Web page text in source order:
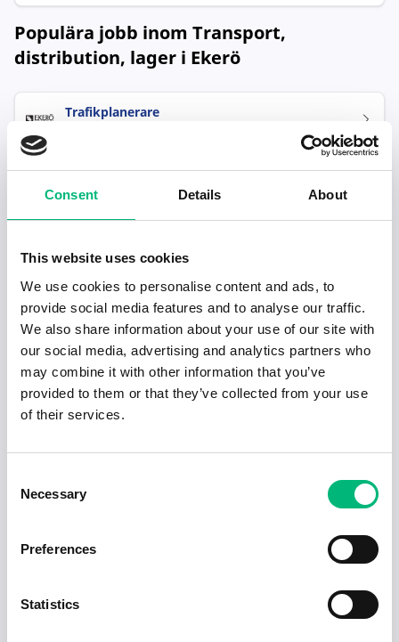
Consent Details About
This website uses cookies
We use cookies to personalise content and ads, to
provide social media features and to analyse our traffic.
We also share information about your use of our site with
our social media, advertising and analytics partners who
may combine it with other information that you’ve
provided to them or that they’ve collected from your use
of their services.
Selection
Necessary
Preferences
Statistics
Populära jobb inom Transport,
distribution, lager i Ekerö
Trafikplanerare
Senaste publiceringarna i Jobbnytt
Visa fler artiklar
Jobb för dig som är introvert